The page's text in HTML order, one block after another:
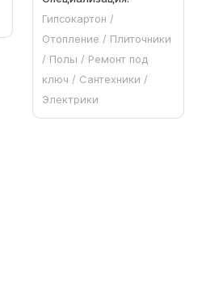
Гипсокартон /
Отопление / Плиточники
/ Полы / Ремонт под
ключ / Сантехники /
Электрики